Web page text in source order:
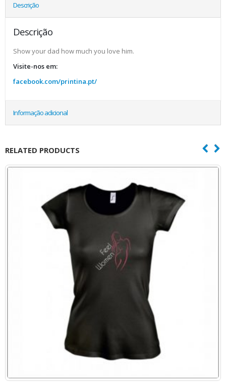
Descrição
Descrição
Show your dad how much you love him.
Visite-nos em:
facebook.com/printina.pt/
Informação adicional
RELATED PRODUCTS